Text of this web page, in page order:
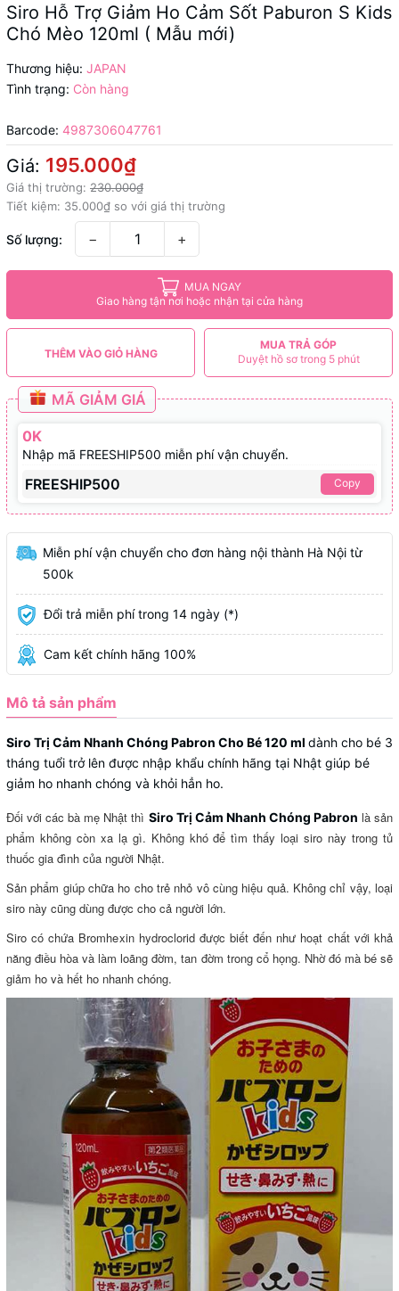
Siro Hỗ Trợ Giảm Ho Cảm Sốt Paburon S Kids
Chó Mèo 120ml ( Mẫu mới)
Thương hiệu: JAPAN
Tình trạng: Còn hàng
Barcode: 4987306047761
Giá: 195.000₫
Giá thị trường: 230.000₫
Tiết kiệm: 35.000₫ so với giá thị trường
Số lượng: − +
MUA NGAY
Giao hàng tận nơi hoặc nhận tại cửa hàng
THÊM VÀO GIỎ HÀNG
MUA TRẢ GÓP
Duyệt hồ sơ trong 5 phút
MÃ GIẢM GIÁ
0K
Nhập mã FREESHIP500 miễn phí vận chuyển.
FREESHIP500 Copy
Miễn phí vận chuyển cho đơn hàng nội thành Hà Nội từ
500k
Đổi trả miễn phí trong 14 ngày (*)
Cam kết chính hãng 100%
Mô tả sản phẩm
Siro Trị Cảm Nhanh Chóng Pabron Cho Bé 120 ml dành cho bé 3
tháng tuổi trở lên được nhập khẩu chính hãng tại Nhật giúp bé
giảm ho nhanh chóng và khỏi hẳn ho.
Đối với các bà mẹ Nhật thì Siro Trị Cảm Nhanh Chóng Pabron là sản
phẩm không còn xa lạ gì. Không khó để tìm thấy loại siro này trong tủ
thuốc gia đình của người Nhật.
Sản phẩm giúp chữa ho cho trẻ nhỏ vô cùng hiệu quả. Không chỉ vậy, loại
siro này cũng dùng được cho cả người lớn.
Siro có chứa Bromhexin hydroclorid được biết đến như hoạt chất với khả
năng điều hòa và làm loãng đờm, tan đờm trong cổ họng. Nhờ đó mà bé sẽ
giảm ho và hết ho nhanh chóng.